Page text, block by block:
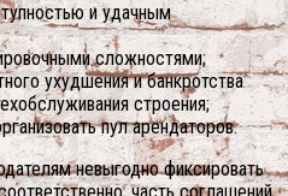
и удачным
сложностями;
ухудшения и банкротства
строения;
пул арендаторов.
невыгодно фиксировать